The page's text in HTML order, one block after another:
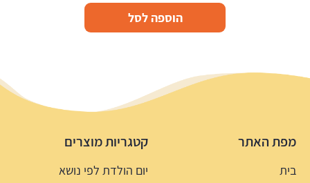
הוספה לסל
מפת האתר
בית
קטגריות מוצרים
יום הולדת לפי נושא